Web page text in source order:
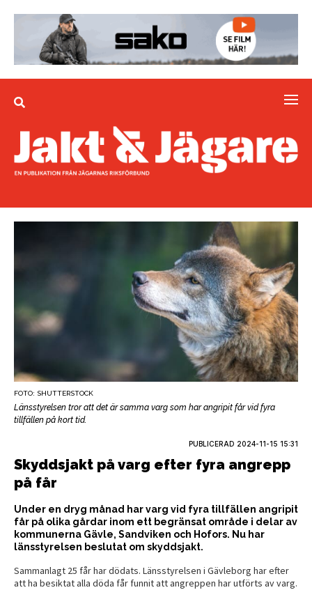
FOTO: SHUTTERSTOCK
Länsstyrelsen tror att det är samma varg som har angripit får vid fyra
tillfällen på kort tid.
PUBLICERAD 2024-11-15 15:31
Skyddsjakt på varg efter fyra angrepp
på får
Under en dryg månad har varg vid fyra tillfällen angripit
får på olika gårdar inom ett begränsat område i delar av
kommunerna Gävle, Sandviken och Hofors. Nu har
länsstyrelsen beslutat om skyddsjakt.
Sammanlagt 25 får har dödats. Länsstyrelsen i Gävleborg har efter
att ha besiktat alla döda får funnit att angreppen har utförts av varg.